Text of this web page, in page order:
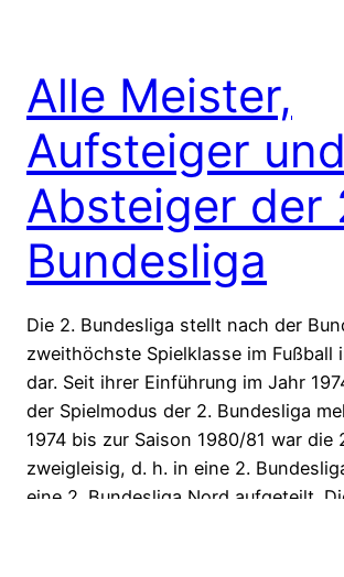
Alle Meister,
Aufsteiger und
Absteiger der
Bundesliga
Die 2. Bundesliga stellt nach der
zweithöchste Spielklasse im Fußball
dar. Seit ihrer Einführung im Jahr
der Spielmodus der 2. Bundesliga
1974 bis zur Saison 1980/81 war die
zweigleisig, d. h. in eine 2.
eine 2. Bundesliga Nord aufgeteilt.